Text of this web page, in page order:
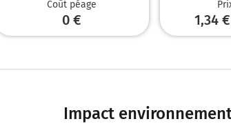
à droite sur Rue du Puits et continuer sur 50
km
Coût péage
0 € 1,34
Impact